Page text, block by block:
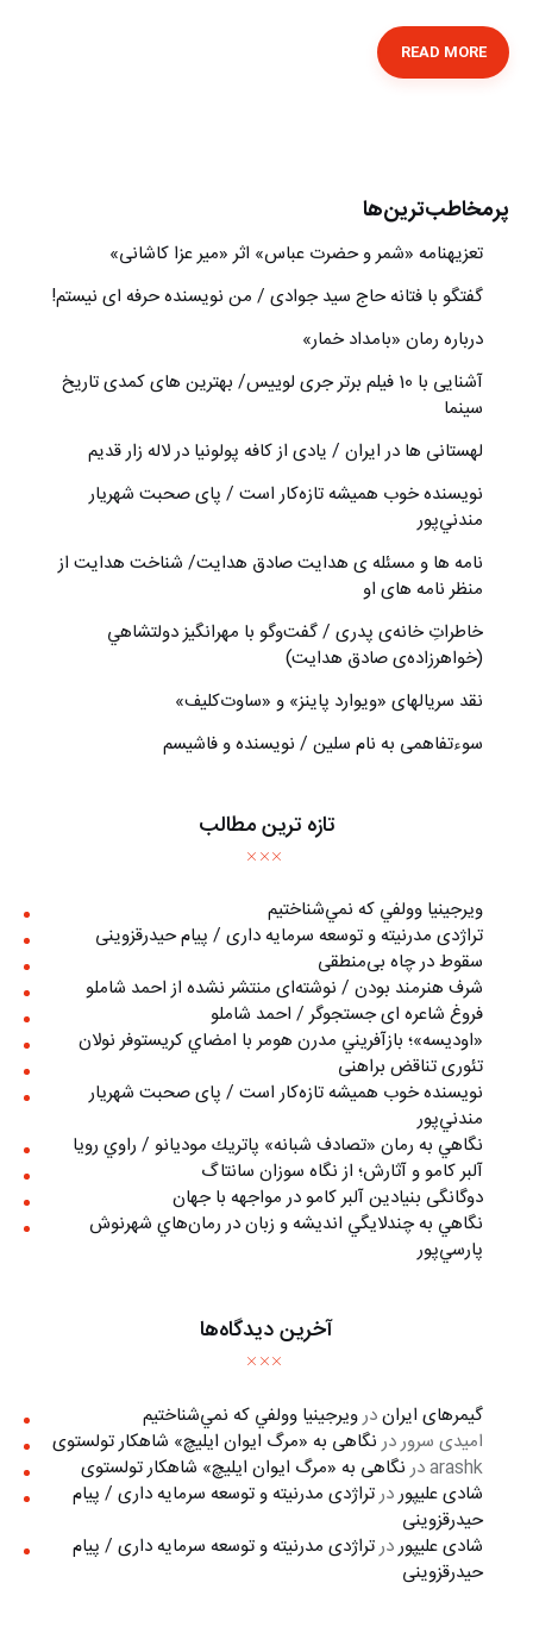
READ MORE
پرمخاطب‌ترین‌ها
تعزیه‎نامه‏ «شمر و حضرت عباس» اثر «میر عزا کاشانی»
گفتگو با فتانه حاج سید جوادی / من نویسنده حرفه ای نیستم!
درباره رمان «بامداد خمار»
آشنایی با 10 فیلم برتر جری لوییس/ بهترین های کمدی تاریخ
سینما
لهستانی ها در ایران / یادی از کافه پولونیا در لاله زار قدیم
نويسنده خوب هميشه تازه‌كار است / پای صحبت شهريار
مندني‌پور
نامه ها و مسئله ی هدایت صادق هدایت/ شناخت هدایت از
منظر نامه های او
خاطراتِ خانه‌ی پدری / گفت‌وگو با مهرانگيز دولتشاهي
(خواهرزاده‌ی صادق هدايت)
نقد سریالهای «ویوارد پاینز» و «ساوت‌کلیف»
سوءتفاهمی به نام سلین / نویسنده و فاشیسم
تازه ترین مطالب
ويرجينيا وولفي كه نمي‌شناختيم
تراژدی مدرنیته و توسعه سرمایه داری / پیام حیدرقزوینی
سقوط در چاه بی‌منطقی
شرف هنرمند بودن / نوشته‌ای منتشر نشده از احمد شاملو
فروغ شاعره ای جستجوگر / احمد شاملو
«اوديسه»؛ بازآفريني مدرن هومر با امضاي كريستوفر نولان
تئوری تناقض براهنی
نويسنده خوب هميشه تازه‌كار است / پای صحبت شهريار
مندني‌پور
نگاهي به رمان «تصادف شبانه» پاتريك موديانو / راوي رويا
آلبر کامو و آثارش؛ از نگاه سوزان سانتاگ
دوگانگی بنیادین آلبر کامو در مواجهه با جهان
نگاهي به چندلايگي انديشه و زبان در رمان‌هاي شهرنوش
پارسي‌پور
آخرین دیدگاه‌ها
گیمرهای ایراندرويرجينيا وولفي كه نمي‌شناختيم
امیدی سروردر نگاهی به «مرگ ايوان ايليچ» شاهکار تولستوی
arashkدر نگاهی به «مرگ ايوان ايليچ» شاهکار تولستوی
شادی علیپوردرتراژدی مدرنیته و توسعه سرمایه داری / پیام
حیدرقزوینی
شادی علیپوردرتراژدی مدرنیته و توسعه سرمایه داری / پیام
حیدرقزوینی